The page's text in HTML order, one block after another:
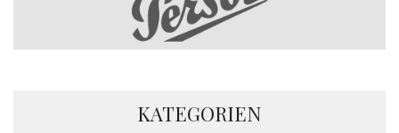
KATEGORIEN